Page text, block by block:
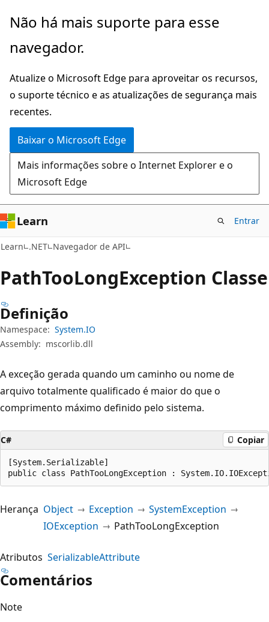
Pular
o
principal
Ignore
passe
a
navegação
na
página
Não há mais suporte para esse
navegador.
Atualize o Microsoft Edge para aproveitar os recursos,
o suporte técnico e as atualizações de segurança mais
recentes.
Baixar o Microsoft Edge
Mais informações sobre o Internet Explorer e o
Microsoft Edge
Learn Entrar
Learn .NET Navegador de API
PathTooLongException Classe
Definição
Namespace: System.IO
Assembly: mscorlib.dll
A exceção gerada quando um caminho ou nome de
arquivo totalmente qualificado é maior do que o
comprimento máximo definido pelo sistema.
C# Copiar
[System.Serializable]
public class PathTooLongException :
Herança Object Exception
SystemException
IOException
PathTooLongException
Atributos SerializableAttribute
Comentários
Note